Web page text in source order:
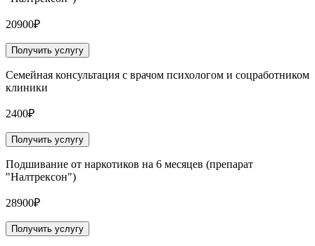
20900₽
Получить услугу
Семейная консультация с врачом психологом и соцработником
клиники
2400₽
Получить услугу
Подшивание от наркотиков на 6 месяцев (препарат
"Налтрексон")
28900₽
Получить услугу